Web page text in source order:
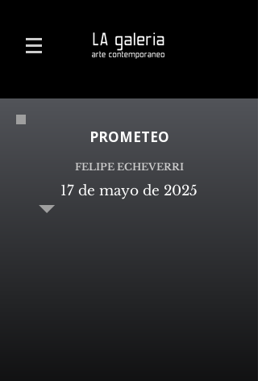
PROMETEO
FELIPE ECHEVERRI
17 de mayo de 2025